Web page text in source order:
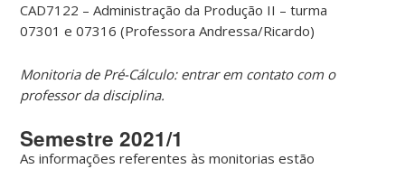
CAD7122 – Administração da Produção II – turma
07301 e 07316 (Professora Andressa/Ricardo)
Monitoria de Pré-Cálculo: entrar em contato com o
professor da disciplina.
Semestre 2021/1
As informações referentes às monitorias estão